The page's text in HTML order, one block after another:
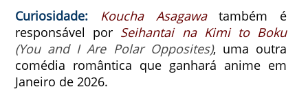
Curiosidade:
Koucha Asagawatambém é
responsável por Seihantai na Kimi to Boku
(You and I Are Polar Opposites), uma outra
comédia romântica que ganhará anime em
Janeiro de 2026.